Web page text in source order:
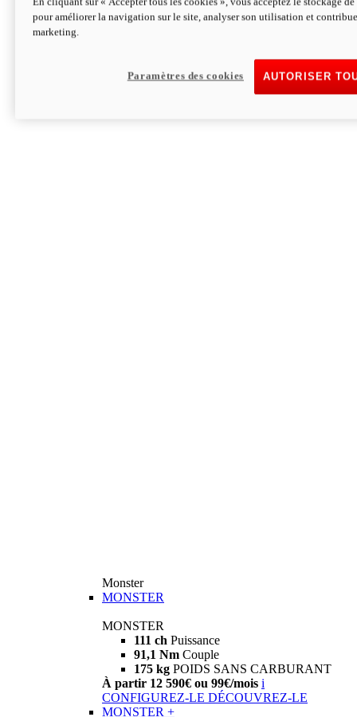
Hypermotard V2 SP 100
Découvrez-le
Monster
MONSTER
MONSTER
111 ch Puissance
91,1 Nm Couple
175 kg POIDS SANS CARBURANT
À partir 12 590€ ou 99€/mois i
CONFIGUREZ-LE DÉCOUVREZ-LE
MONSTER +
pour améliorer la navigation sur le site, analyser son utilisation et
marketing.
AUTORISER
Paramètres des cookies